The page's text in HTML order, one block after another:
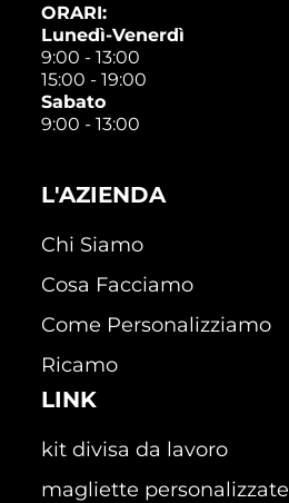
ORARI:
Lunedì-Venerdì
9:00 - 13:00
15:00 - 19:00
Sabato
9:00 - 13:00
L'AZIENDA
Chi Siamo
Cosa Facciamo
Come Personalizziamo
Ricamo
LINK
kit divisa da lavoro
magliette personalizzate